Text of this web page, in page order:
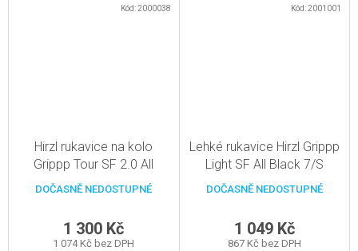
Hirzl rukavice na kolo
Grippp Tour SF 2.0 All
Black 12/XXXL
DOČASNĚ NEDOSTUPNÉ
1 074 Kč bez DPH
1 300 Kč
Kód:2000038
Lehké rukavice Hirzl Grippp
Light SF All Black 7/S
DOČASNĚ NEDOSTUPNÉ
867 Kč bez DPH
1 049 Kč
Kód:2001001